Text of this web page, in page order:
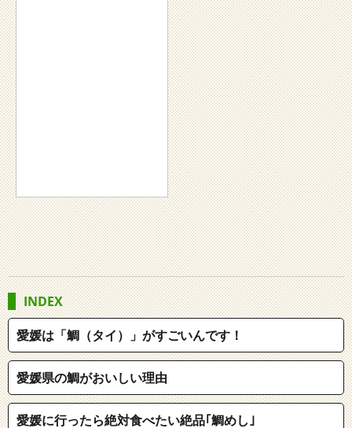
INDEX
愛媛は「鯛（タイ）」がすごいんです！
愛媛県の鯛がおいしい理由
愛媛に行ったら絶対食べたい絶品｢鯛めし｣